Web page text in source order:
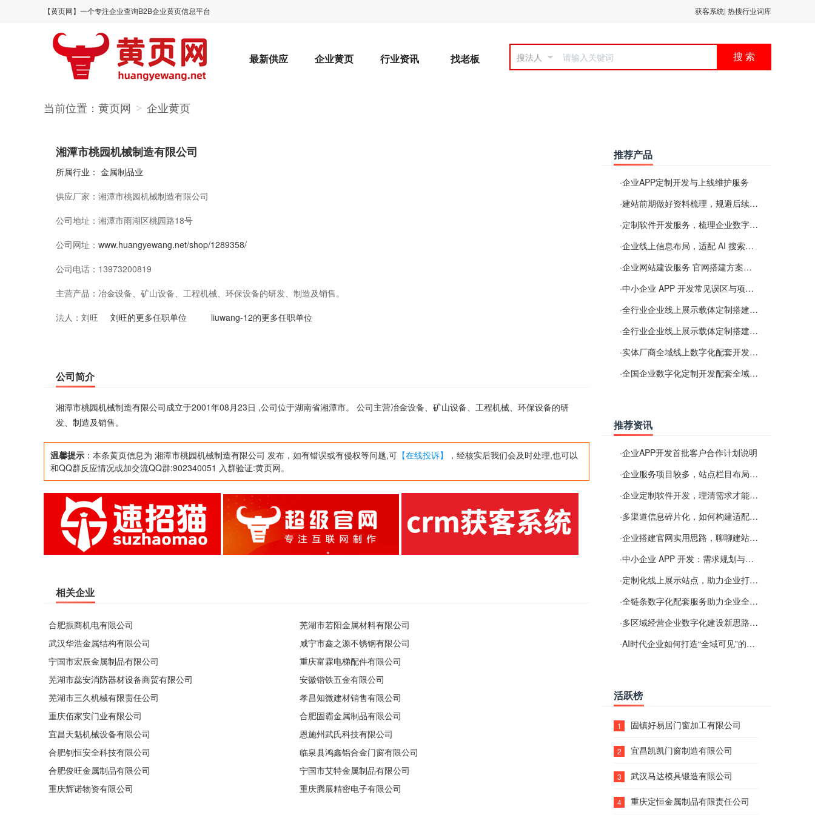
【黄页网】一个专注企业查询B2B企业黄页信息平台 获客系统| 热搜行业词库
最新供应 企业黄页 行业资讯 找老板 搜法人 搜 索
当前位置： 黄页网 > 企业黄页
湘潭市桃园机械制造有限公司
所属行业： 金属制品业
供应厂家： 湘潭市桃园机械制造有限公司
公司地址： 湘潭市雨湖区桃园路18号
公司网址： www.huangyewang.net/shop/1289358/
公司电话： 13973200819
主营产品： 冶金设备、矿山设备、工程机械、环保设备的研发、制造及销售。
法人： 刘旺 刘旺的更多任职单位 liuwang-12的更多任职单位
公司简介
湘潭市桃园机械制造有限公司成立于2001年08月23日 ,公司位于湖南省湘潭市。 公司主营冶金设备、矿山设备、工程机械、环保设备的研
发、制造及销售。
温馨提示 ：本条黄页信息为 湘潭市桃园机械制造有限公司 发布，如有错误或有侵权等问题,可 【在线投诉】
，经核实后我们会及时处理,也可以
和QQ群反应情况或加交流QQ群:902340051 入群验证:黄页网。
相关企业
合肥振商机电有限公司
武汉华浩金属结构有限公司
宁国市宏辰金属制品有限公司
芜湖市蕊安消防器材设备商贸有限公司
芜湖市三久机械有限责任公司
重庆佰家安门业有限公司
宜昌天魁机械设备有限公司
合肥钊恒安全科技有限公司
合肥俊旺金属制品有限公司
重庆辉诺物资有限公司
芜湖市若阳金属材料有限公司
咸宁市鑫之源不锈钢有限公司
重庆富霖电梯配件有限公司
安徽锴铁五金有限公司
孝昌知微建材销售有限公司
合肥固霸金属制品有限公司
恩施州武氏科技有限公司
临泉县鸿鑫铝合金门窗有限公司
宁国市艾特金属制品有限公司
重庆腾展精密电子有限公司
推荐产品
·企业APP定制开发与上线维护服务
·建站前期做好资料梳理，规避后续各类使用难题
·定制软件开发服务，梳理企业数字化落地常见难点
·企业线上信息布局，适配 AI 搜索需要留意这些要点
·企业网站建设服务 官网搭建方案经验分享
·中小企业 APP 开发常见误区与项目规划实用经验
·全行业企业线上展示载体定制搭建服务
·全行业企业线上展示载体定制搭建服务
·实体厂商全域线上数字化配套开发与地域检索优化服务
·全国企业数字化定制开发配套全域搜索优化服务
推荐资讯
·企业APP开发首批客户合作计划说明
·企业服务项目较多，站点栏目布局规划参考思路
·企业定制软件开发，理清需求才能提升数字化落地效率
·多渠道信息碎片化，如何构建适配 AI 检索的品牌信息源
·企业搭建官网实用思路，聊聊建站容易忽视的问题
·中小企业 APP 开发：需求规划与项目落地避坑经验分享
·定制化线上展示站点，助力企业打通线上经营渠道
·全链条数字化配套服务助力企业全域线上经营
·多区域经营企业数字化建设新思路：多端载体与地域检索一体化落地思路分享
·AI时代企业如何打造“全域可见”的数字资产？梓彤超越给出新解法
活跃榜
1 固镇好易居门窗加工有限公司
2 宜昌凯凯门窗制造有限公司
3 武汉马达模具锻造有限公司
4 重庆定恒金属制品有限责任公司